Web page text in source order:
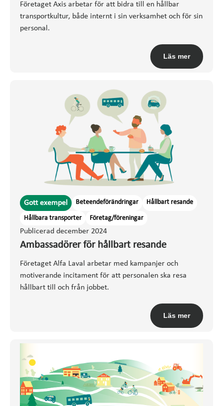
Företaget Axis arbetar för att bidra till en hållbar
transportkultur, både internt i sin verksamhet och för sin
personal.
Läs mer
Publicerad december 2024
Ambassadörer för hållbart resande
Företaget Alfa Laval arbetar med kampanjer och
motiverande incitament för att personalen ska resa
hållbart till och från jobbet.
Gott exempel Beteendeförändringar Hållbart resande
Hållbara transporter Företag/föreningar
Läs mer